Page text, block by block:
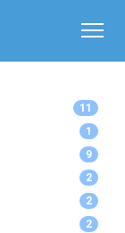
11
1
9
2
2
2